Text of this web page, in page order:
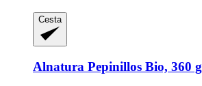
Cesta
Alnatura Pepinillos Bio, 360 g